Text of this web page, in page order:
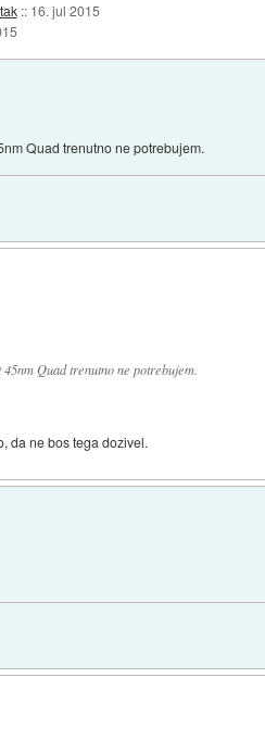
:: 16. jul 2015
Quad trenutno ne potrebujem.
Quad trenutno ne potrebujem.
da ne bos tega dozivel.